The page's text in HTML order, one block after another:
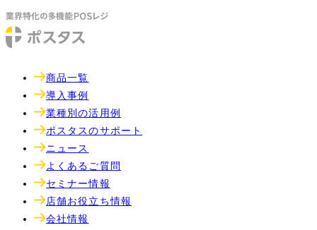
商品一覧
導入事例
業種別の活用例
ポスタスのサポート
ニュース
よくあるご質問
セミナー情報
店舗お役立ち情報
会社情報